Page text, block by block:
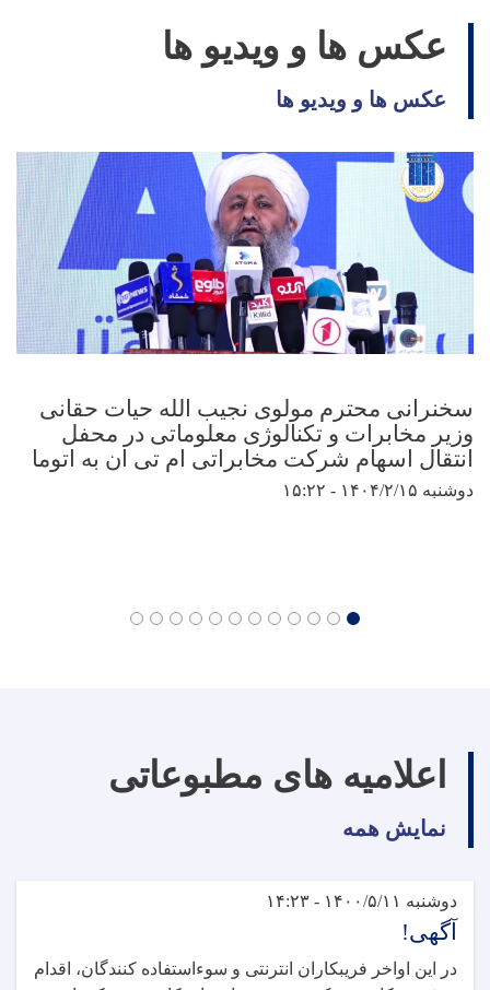
عکس ها و ویدیو ها
عکس ها و ویدیو ها
سخنرانی محترم مولوی نجیب الله حیات حقانی
وزیر مخابرات و تکنالوژی معلوماتی در محفل
انتقال اسهام شرکت مخابراتی ام تی ان به اتوما
دوشنبه ۱۴۰۴/۲/۱۵ - ۱۵:۲۲
اعلامیه های مطبوعاتی
نمایش همه
دوشنبه ۱۴۰۰/۵/۱۱ - ۱۴:۲۳
آگهی!‏
در این اواخر فریبکاران انترنتی و سوءاستفاده کنندگان، اقدام